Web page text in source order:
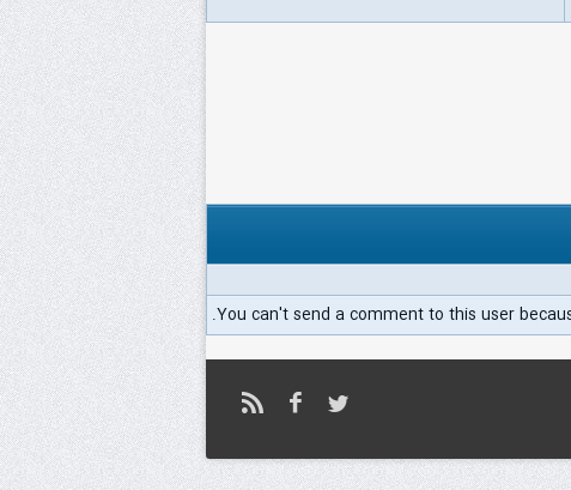
You can't send a comment to this user